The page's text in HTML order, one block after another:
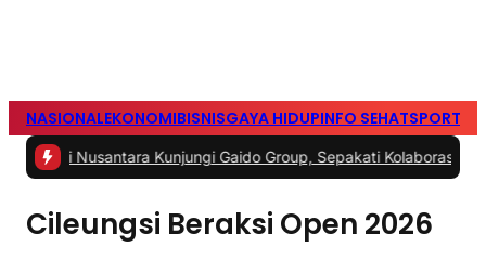
NASIONALEKONOMIBISNISGAYA HIDUPINFO SEHATSPORTS
Kunjungi Gaido Group, Sepakati Kolaborasi
Cileungsi Beraksi Open 2026